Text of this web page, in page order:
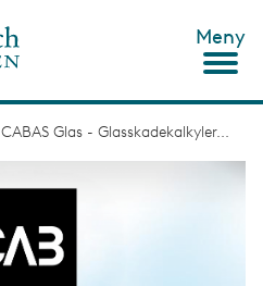
Meny
CABAS Glas - Glasskadekalkyler...